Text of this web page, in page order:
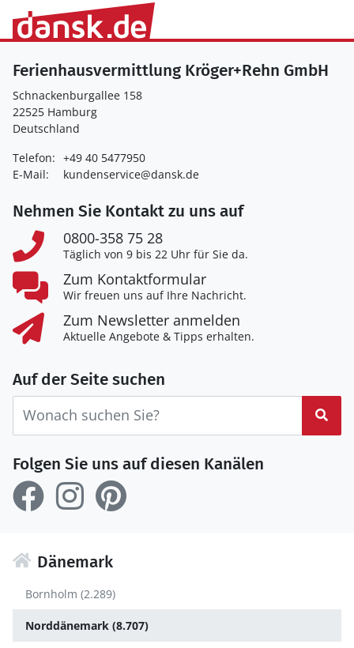
Ferienhausvermittlung Kröger+Rehn GmbH
Schnackenburgallee 158
22525 Hamburg
Deutschland
Telefon: +49 40 5477950
E-Mail:
kundenservice@dansk.de
Nehmen Sie Kontakt zu uns auf
0800-358 75 28
Täglich von 9 bis 22 Uhr für Sie da.
Zum Kontaktformular
Wir freuen uns auf Ihre Nachricht.
Zum Newsletter anmelden
Aktuelle Angebote & Tipps erhalten.
Auf der Seite suchen
Folgen Sie uns auf diesen Kanälen
Dänemark
Bornholm (2.289)
Norddänemark (8.707)